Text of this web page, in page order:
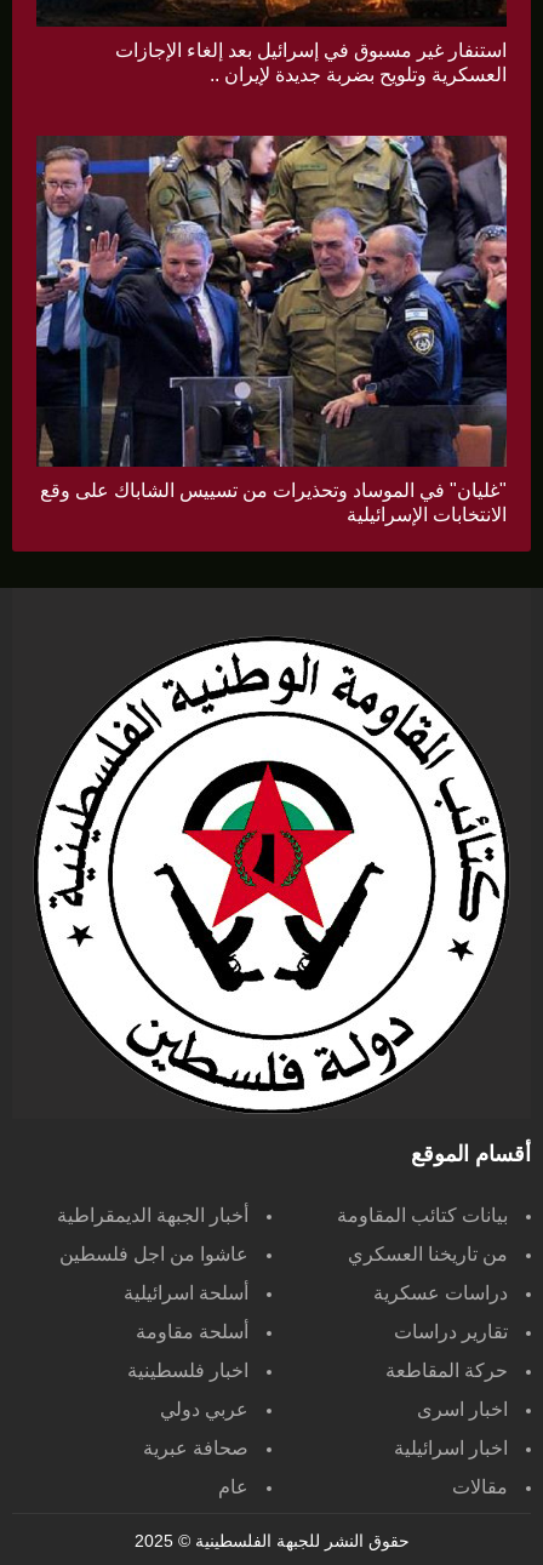
استنفار غير مسبوق في إسرائيل بعد إلغاء الإجازات
العسكرية وتلويح بضربة جديدة لإيران ..
"غليان" في الموساد وتحذيرات من تسييس الشاباك على وقع
الانتخابات الإسرائيلية
أقسام الموقع
بيانات كتائب المقاومة
أخبار الجبهة الديمقراطية
من تاريخنا العسكري
عاشوا من اجل فلسطين
دراسات عسكرية
أسلحة اسرائيلية
تقارير دراسات
أسلحة مقاومة
حركة المقاطعة
اخبار فلسطينية
اخبار اسرى
عربي دولي
اخبار اسرائيلية
صحافة عبرية
مقالات
عام
حقوق النشر للجبهة الفلسطينية© 2025